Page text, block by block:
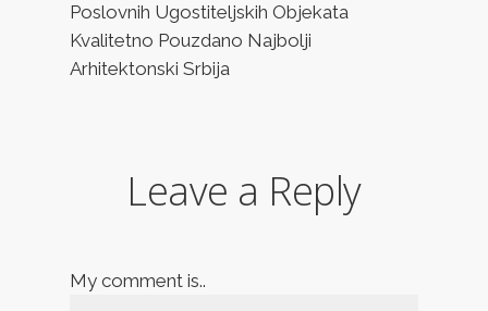
Poslovnih Ugostiteljskih Objekata
Kvalitetno Pouzdano Najbolji
Arhitektonski Srbija
Leave a Reply
My comment is..